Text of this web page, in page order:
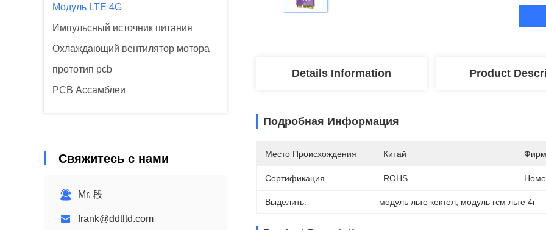
Модуль LTE 4G
Импульсный источник питания
Охлаждающий вентилятор мотора
прототип pcb
PCB Ассамблеи
Свяжитесь с нами
Mr. 段
frank@ddtltd.com
Details Information Product
Подробная Информация
Место Происхождения Китай
Сертификация ROHS
Выделить: модуль льте кектел модуль гсм льте 4г